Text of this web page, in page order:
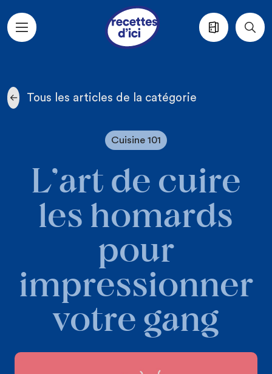
Aller au contenu principal
Tous les articles de la catégorie
Cuisine 101
L’art de cuire
les homards
pour
impressionner
votre gang
L’art de cuire